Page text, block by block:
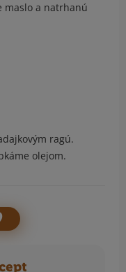
maslo a natrhanú
ragú.
olejom.